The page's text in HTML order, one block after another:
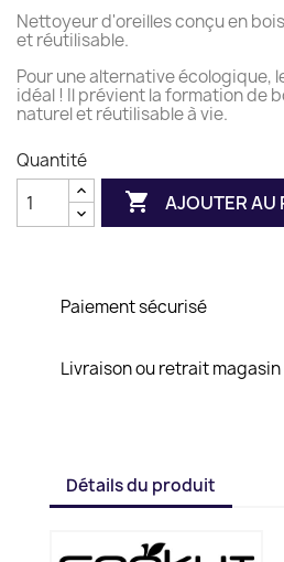
Nettoyeur d'oreilles conçu en
et réutilisable.
Pour une alternative écologique,
idéal ! Il prévient la formation de
naturel et réutilisable à vie.
Quantité
 AJOUTER AU
Paiement sécurisé
Livraison ou retrait magasin
Détails du produit